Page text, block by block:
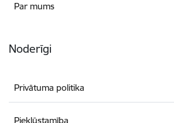
Par mums
Noderīgi
Privātuma politika
Piekļūstamība